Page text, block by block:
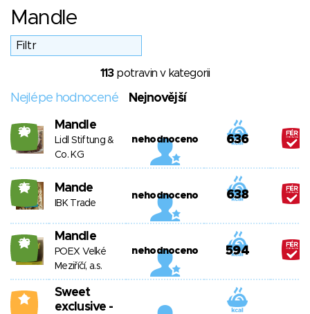
Mandle
113potravin v kategorii
Nejlépe hodnocené Nejnovější
20 Mandle
Lidl Stiftung &
Co. KG
nehodnoceno 636
25 Mande
IBK Trade
nehodnoceno 638
28 Mandle
POEX Velké
Meziříčí, a.s.
nehodnoceno 594
0
Sweet
exclusive -